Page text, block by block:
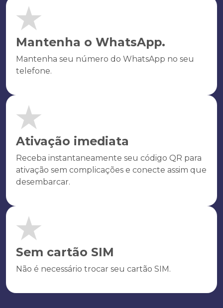
Mantenha o WhatsApp.
Mantenha seu número do WhatsApp no seu
telefone.
Ativação imediata
Receba instantaneamente seu código QR para
ativação sem complicações e conecte assim que
desembarcar.
Sem cartão SIM
Não é necessário trocar seu cartão SIM.